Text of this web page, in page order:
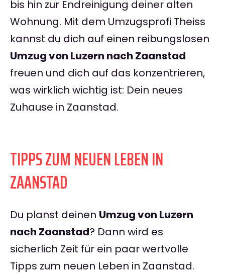
bis hin zur Endreinigung deiner alten
Wohnung. Mit dem Umzugsprofi Theiss
kannst du dich auf einen reibungslosen
Umzug von Luzern nach Zaanstad
freuen und dich auf das konzentrieren,
was wirklich wichtig ist: Dein neues
Zuhause in Zaanstad.
TIPPS ZUM NEUEN LEBEN IN
ZAANSTAD
Du planst deinen Umzug von Luzern
nach Zaanstad? Dann wird es
sicherlich Zeit für ein paar wertvolle
Tipps zum neuen Leben in Zaanstad.